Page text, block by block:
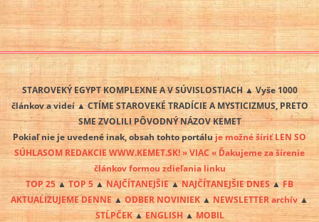
STAROVEKÝ EGYPT KOMPLEXNE A V SÚVISLOSTIACH ▲ Vyše 1000
článkov a videí ▲ CTÍME STAROVEKÉ TRADÍCIE A MYSTICIZMUS, PRETO
SME ZVOLILI PÔVODNÝ NÁZOV KEMET
Pokiaľ nie je uvedené inak, obsah tohto portálu je možné šíriť LEN SO
SÚHLASOM REDAKCIE WWW.KEMET.SK! » VIAC « Ďakujeme za šírenie
článkov formou zdieľania linku
TOP 25 ▲ TOP 5▲NAJČÍTANEJŠIE▲NAJČÍTANEJŠIE DNES ▲FB
AKTUALIZUJEME DENNE▲ODBER NOVINIEK▲ NEWSLETTER archív ▲
STĹPČEK▲ENGLISH▲MOBIL